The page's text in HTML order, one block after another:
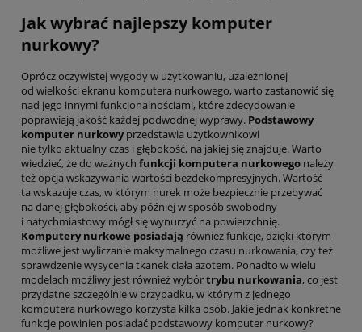
Jak wybrać najlepszy komputer
nurkowy?
Oprócz oczywistej wygody w użytkowaniu, uzależnionej
od wielkości ekranu komputera nurkowego, warto zastanowić się
nad jego innymi funkcjonalnościami, które zdecydowanie
poprawiają jakość każdej podwodnej wyprawy. Podstawowy
komputer nurkowyprzedstawia użytkownikowi
nie tylko aktualny czas i głębokość, na jakiej się znajduje. Warto
wiedzieć, że do ważnych funkcji komputera nurkowego należy
też opcja wskazywania wartości bezdekompresyjnych. Wartość
ta wskazuje czas, w którym nurek może bezpiecznie przebywać
na danej głębokości, aby później w sposób swobodny
i natychmiastowy mógł się wynurzyć na powierzchnię.
Komputery nurkowe posiadają również funkcje, dzięki którym
możliwe jest wyliczanie maksymalnego czasu nurkowania, czy też
sprawdzenie wysycenia tkanek ciała azotem. Ponadto w wielu
modelach możliwy jest również wybórtrybu nurkowania, co jest
przydatne szczególnie w przypadku, w którym z jednego
komputera nurkowego korzysta kilka osób. Jakie jednak konkretne
funkcje powinien posiadać podstawowy komputer nurkowy?